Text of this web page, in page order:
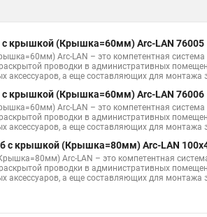
с крышкой (Крышка=60мм) Arc-LAN 76005
Arc-LAN – это компетентная
проводки в административных
аксессуаров, а еще составляющих для монтажа
с крышкой (Крышка=60мм) Arc-LAN 76006
Arc-LAN – это компетентная
проводки в административных
аксессуаров, а еще составляющих для монтажа
с крышкой (Крышка=80мм) Arc-LAN
Arc-LAN – это компетентная
проводки в административных
аксессуаров, а еще составляющих для монтажа